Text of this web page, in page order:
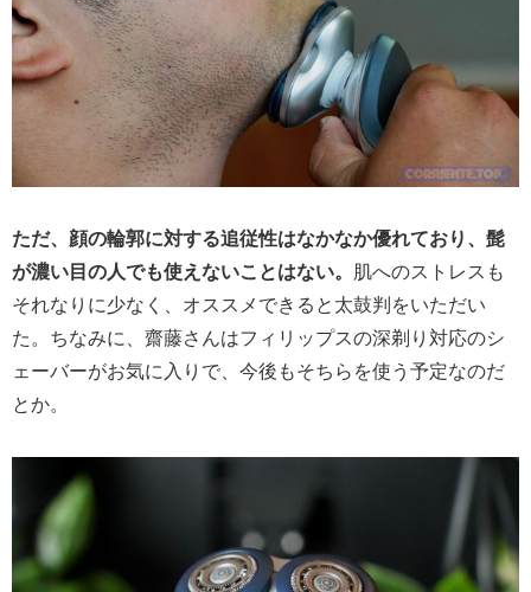
ただ、顔の輪郭に対する追従性はなかなか優れており、髭
が濃い目の人でも使えないことはない。
肌へのストレスも
それなりに少なく、オススメできると太鼓判をいただい
た。ちなみに、齋藤さんはフィリップスの深剃り対応のシ
ェーバーがお気に入りで、今後もそちらを使う予定なのだ
とか。